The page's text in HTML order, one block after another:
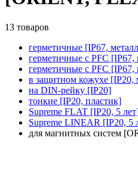
13 товаров
герметичные [IP67,
герметичные с PFC [IP67,
герметичные с PFC [IP67,
в защитном кожухе [IP20,
на DIN-рейку [IP20]
тонкие [IP20, пластик]
Supreme FLAT [IP20, 5
Supreme LINEAR [IP20, 5
для магнитных систем